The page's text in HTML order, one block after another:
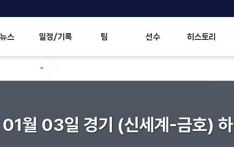
뉴스 일정/기록 팀 선수 히스토리
월 03일 경기 (신세계-금호)